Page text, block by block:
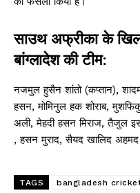
साउथ अफ्रीका के
बांग्लादेश की टीम:
नजमुल हुसैन शांतो (कप्तान),
हसन, मोमिनुल हक शोराब,
अली, मेहदी हसन मिराज, तैजुल
, हसन मुराद, सैयद खालिद
TAGS bangladesh